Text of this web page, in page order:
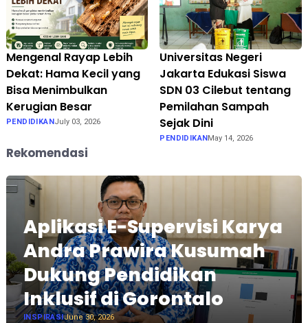
Mengenal Rayap Lebih
Dekat: Hama Kecil yang
Bisa Menimbulkan
Kerugian Besar
PENDIDIKANJuly 03, 2026
Universitas Negeri
Jakarta Edukasi Siswa
SDN 03 Cilebut tentang
Pemilahan Sampah
Sejak Dini
PENDIDIKANMay 14, 2026
Rekomendasi
Aplikasi E-Supervisi Karya
Andra Prawira Kusumah
Dukung Pendidikan
Inklusif di Gorontalo
INSPIRASIJune 30, 2026